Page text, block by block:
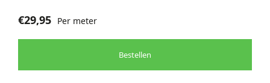
€29,95 Per meter
Bestellen